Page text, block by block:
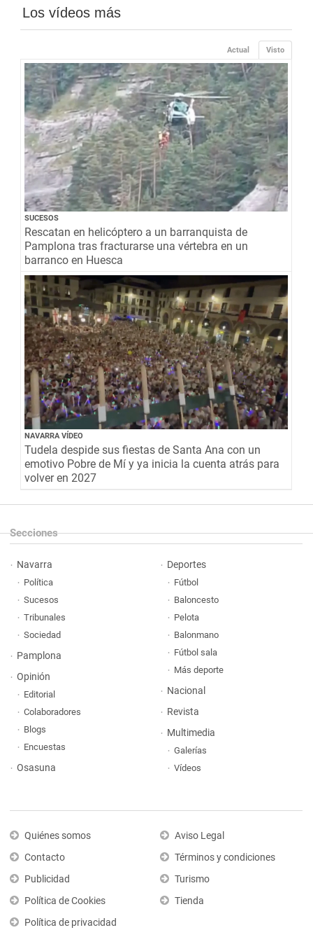
Los vídeos más
Visto
Actual
SUCESOS
Rescatan en helicóptero a un barranquista de
Pamplona tras fracturarse una vértebra en un
barranco en Huesca
NAVARRA VÍDEO
Tudela despide sus fiestas de Santa Ana con un
emotivo Pobre de Mí y ya inicia la cuenta atrás para
volver en 2027
Secciones
Navarra
Política
Sucesos
Tribunales
Sociedad
Pamplona
Opinión
Editorial
Colaboradores
Blogs
Encuestas
Osasuna
Deportes
Fútbol
Baloncesto
Pelota
Balonmano
Fútbol sala
Más deporte
Nacional
Revista
Multimedia
Galerías
Vídeos
Quiénes somos
Contacto
Publicidad
Política de Cookies
Política de privacidad
Aviso Legal
Términos y condiciones
Turismo
Tienda